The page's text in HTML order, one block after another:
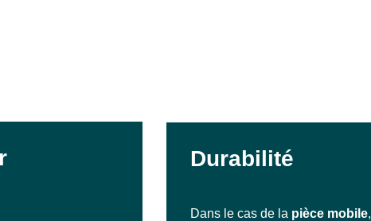
Durabilité
Dans le cas de la pièce mobile